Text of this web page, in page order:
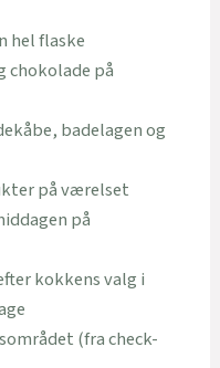
hel flaske
chokolade på
badelagen og
på værelset
på
kokkens valg i
(fra check-